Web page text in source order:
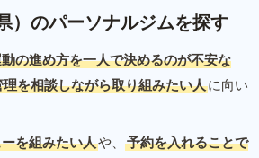
）のパーソナルジムを探す
の進め方を一人で決めるのが不安な
を相談しながら取り組みたい人に向い
を組みたい人や、
予約を入れることで